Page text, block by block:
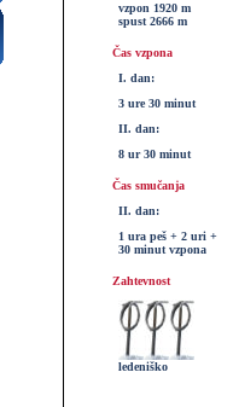
vzpon 1920 m
spust 2666 m
Čas vzpona
I. dan:
3 ure 30 minut
II. dan:
8 ur 30 minut
Čas smučanja
II. dan:
1 ura peš + 2 uri +
30 minut vzpona
Zahtevnost
ledeniško